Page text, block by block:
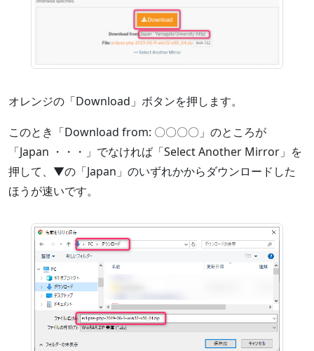
オレンジの「Download」ボタンを押します。
このとき「Download from: 〇〇〇〇」のところが
「Japan ・・・」でなければ「Select Another Mirror」を
押して、▼の「Japan」のいずれかからダウンロードした
ほうが速いです。